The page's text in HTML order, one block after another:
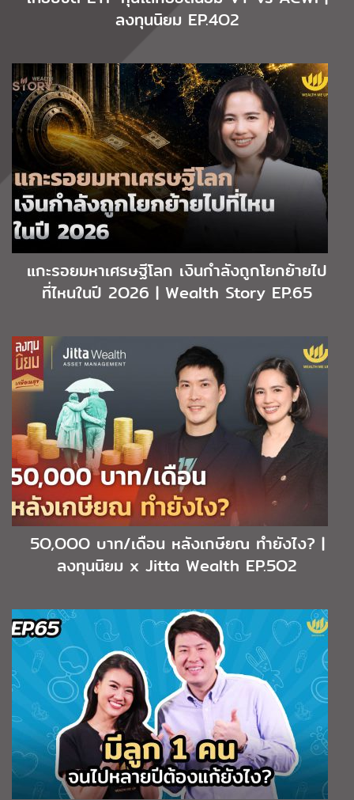
ลงทุนนิยม EP.4O2
แกะรอยมหาเศรษฐีโลก เงินกำลังถูกโยกย้ายไป
ที่ไหนในปี 2O26 | Wealth Story EP.65
5O,OOO บาท/เดือน หลังเกษียณ ทำยังไง? |
ลงทุนนิยม x Jitta Wealth EP.5O2